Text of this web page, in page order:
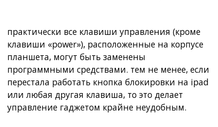
практически все клавиши управления (кроме
клавиши «power»), расположенные на корпусе
планшета, могут быть заменены
программными средствами. тем не менее, если
перестала работать кнопка блокировки на ipad
или любая другая клавиша, то это делает
управление гаджетом крайне неудобным.